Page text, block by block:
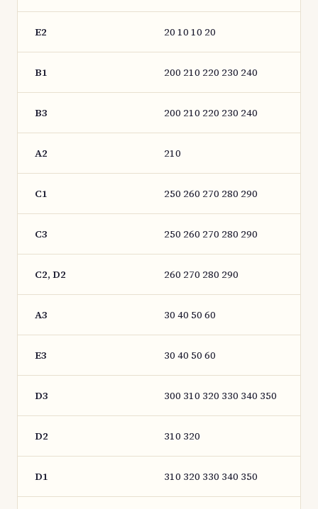
E2 20 10 10 20
B1 200 210 220 230 240
B3 200 210 220 230 240
A2 210
C1 250 260 270 280 290
C3 250 260 270 280 290
C2, D2 260 270 280 290
A3 30 40 50 60
E3 30 40 50 60
D3 300 310 320 330 340 350
D2 310 320
D1 310 320 330 340 350